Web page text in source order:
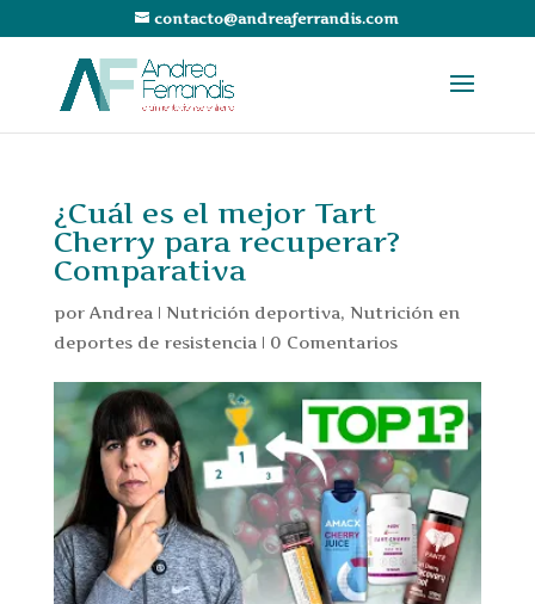
contacto@andreaferrandis.com
¿Cuál es el mejor Tart
Cherry para recuperar?
Comparativa
por Andrea | Nutrición deportiva, Nutrición en
deportes de resistencia | 0 Comentarios